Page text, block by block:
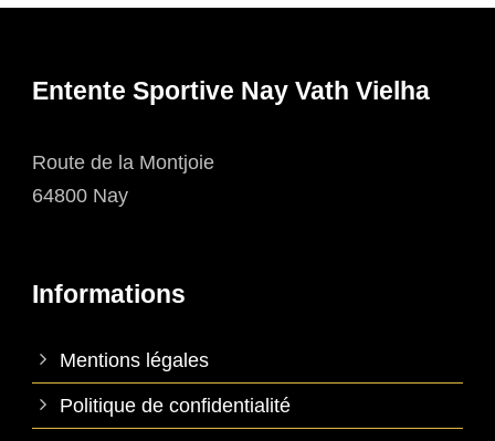
Entente Sportive Nay Vath Vielha
Route de la Montjoie
64800 Nay
Informations
Mentions légales
Politique de confidentialité